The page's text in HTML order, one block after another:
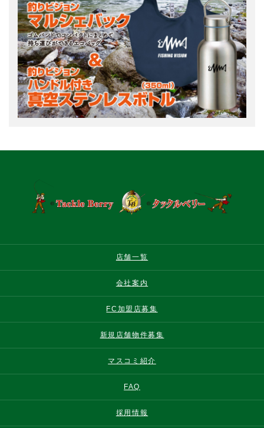
店舗一覧
会社案内
FC加盟店募集
新規店舗物件募集
マスコミ紹介
FAQ
採用情報